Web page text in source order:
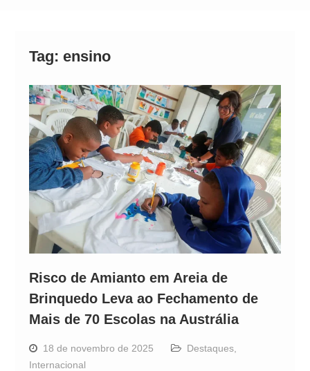
Tag: ensino
Risco de Amianto em Areia de
Brinquedo Leva ao Fechamento de
Mais de 70 Escolas na Austrália
18 de novembro de 2025 Destaques,
Internacional